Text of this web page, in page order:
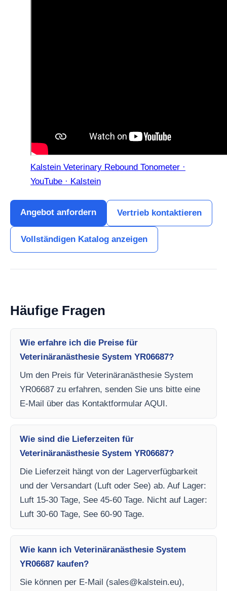
Kalstein Veterinary Rebound Tonometer ·
YouTube · Kalstein
Angebot anfordern Vertrieb kontaktieren
Vollständigen Katalog anzeigen
Häufige Fragen
Wie erfahre ich die Preise für
Veterinäranästhesie System YR06687?
Um den Preis für Veterinäranästhesie System
YR06687 zu erfahren, senden Sie uns bitte eine
E-Mail über das Kontaktformular AQUI.
Wie sind die Lieferzeiten für
Veterinäranästhesie System YR06687?
Die Lieferzeit hängt von der Lagerverfügbarkeit
und der Versandart (Luft oder See) ab. Auf Lager:
Luft 15-30 Tage, See 45-60 Tage. Nicht auf Lager:
Luft 30-60 Tage, See 60-90 Tage.
Wie kann ich Veterinäranästhesie System
YR06687 kaufen?
Sie können per E-Mail (sales@kalstein.eu),